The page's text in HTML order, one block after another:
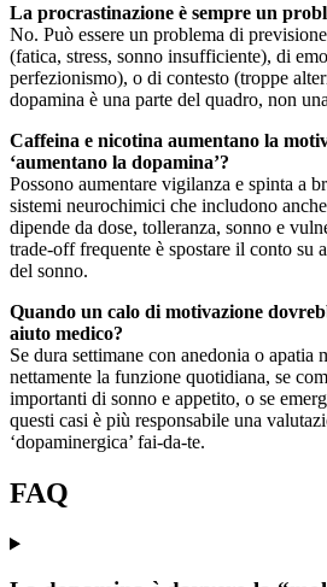
La procrastinazione è sempre un
No. Può essere un problema di
(fatica, stress, sonno insufficiente), di
perfezionismo), o di contesto (troppe
dopamina è una parte del quadro, non
Caffeina e nicotina aumentano la
‘aumentano la dopamina’?
Possono aumentare vigilanza e spinta a
sistemi neurochimici che includono
dipende da dose, tolleranza, sonno e
trade-off frequente è spostare il conto su
del sonno.
Quando un calo di motivazione
aiuto medico?
Se dura settimane con anedonia o apatia
nettamente la funzione quotidiana, se
importanti di sonno e appetito, o se
questi casi è più responsabile una
‘dopaminergica’ fai-da-te.
FAQ